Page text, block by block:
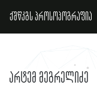
ქშწკგს პროსოპოგრაფია
არტემ მეგრელიძე